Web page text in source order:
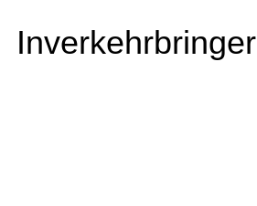
Inverkehrbringer